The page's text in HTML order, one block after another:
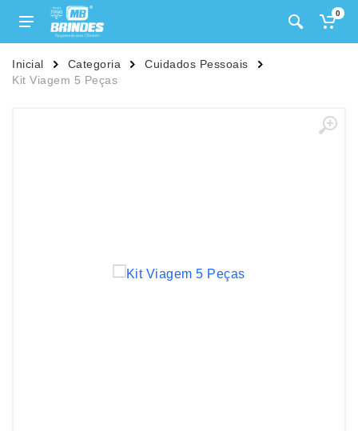
0
Inicial Categoria
Cuidados Pessoais
Kit Viagem 5 Peças